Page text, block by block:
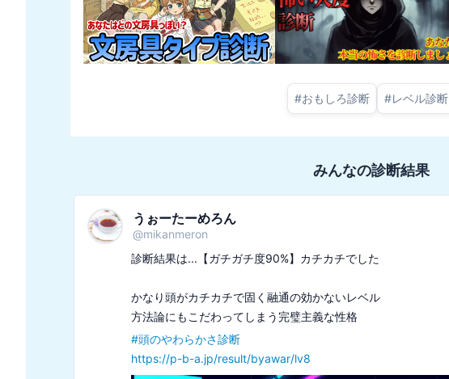
#おもしろ診断 #レベル診断
みんなの診断結果
うぉーたーめろん
@mikanmeron
診断結果は...【ガチガチ度90%】カチカチでした
かなり頭がカチカチで固く融通の効かないレベル
方法論にもこだわってしまう完璧主義な性格
#頭のやわらかさ診断
https://p-b-a.jp/result/byawar/lv8